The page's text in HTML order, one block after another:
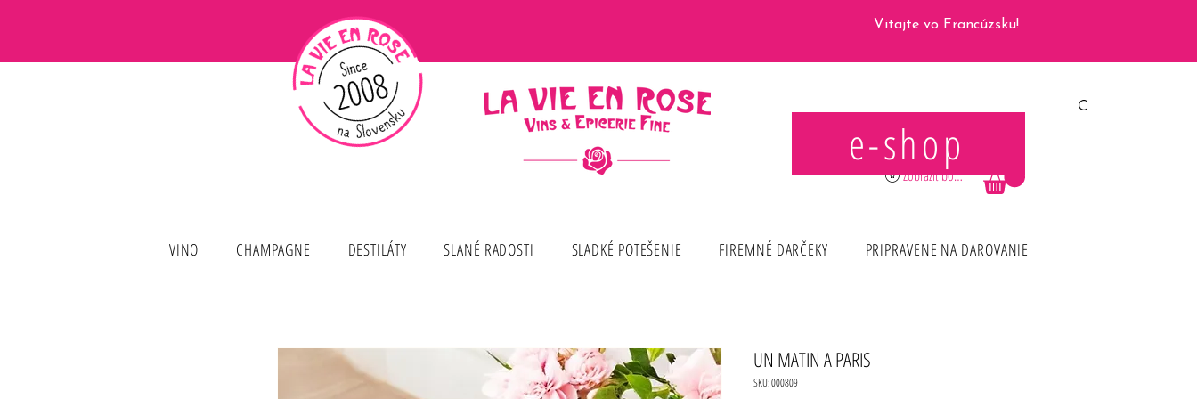
Zobraziť body
Vitajte vo Francúzsku!
e-shop
UN MATIN A PARIS
SKU: 000809
VINO CHAMPAGNE DESTILÁTY SLANÉ RADOSTI SLADKÉ POTEŠENIE FIREMNÉ DARČEKY PRIPRAVENE NA DAROVANIE